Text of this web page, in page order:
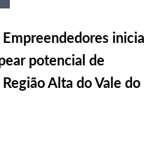
inicia
potencial de
Alta do Vale do